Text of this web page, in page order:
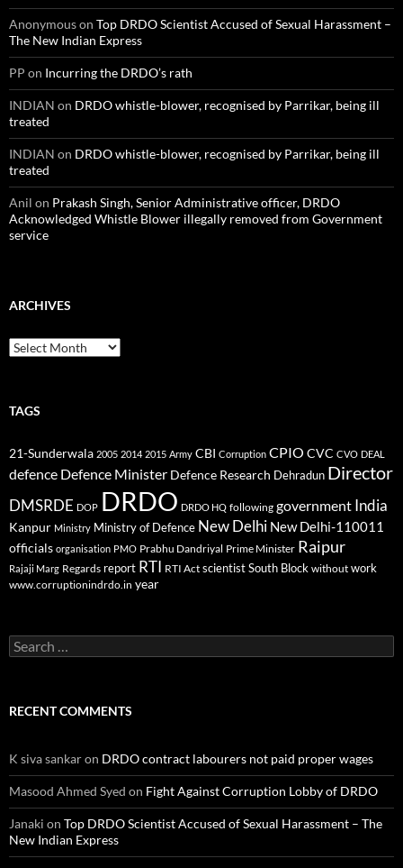
Anonymouson Top DRDO Scientist Accused of Sexual Harassment –
The New Indian Express
PP on Incurring the DRDO’s rath
INDIAN on DRDO whistle-blower, recognised by Parrikar, being ill
treated
INDIAN on DRDO whistle-blower, recognised by Parrikar, being ill
treated
Anil on Prakash Singh, Senior Administrative officer, DRDO
Acknowledged Whistle Blower illegally removed from Government
service
ARCHIVES
Archives
TAGS
21-Sunderwala 2005 2014 2015 Army CBI Corruption CPIO CVC CVO DEAL
defence Defence Minister Defence Research Dehradun Director
DMSRDE DOP DRDO DRDO HQ following government India
Kanpur Ministry Ministry of Defence New Delhi New Delhi-110011
officials organisation PMO Prabhu Dandriyal Prime Minister Raipur
Rajaji Marg Regards report RTI RTI Act scientistSouth Block without work
www.corruptionindrdo.in year
Search
for:
RECENT COMMENTS
K siva sankaron DRDO contract labourers not paid proper wages
Masood Ahmed Syed on Fight Against Corruption Lobby of DRDO
Janaki on Top DRDO Scientist Accused of Sexual Harassment – The
New Indian Express